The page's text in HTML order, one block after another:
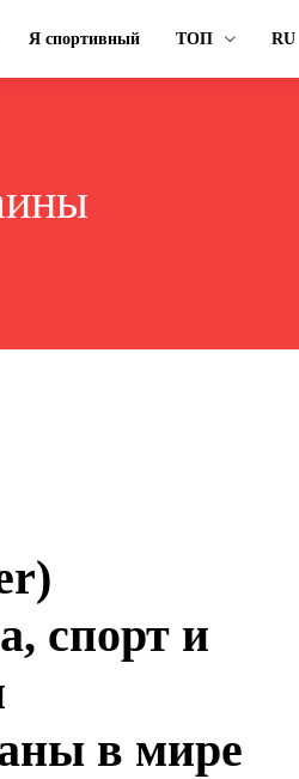
Я спортивный ТОП RU
спорт и
в мире